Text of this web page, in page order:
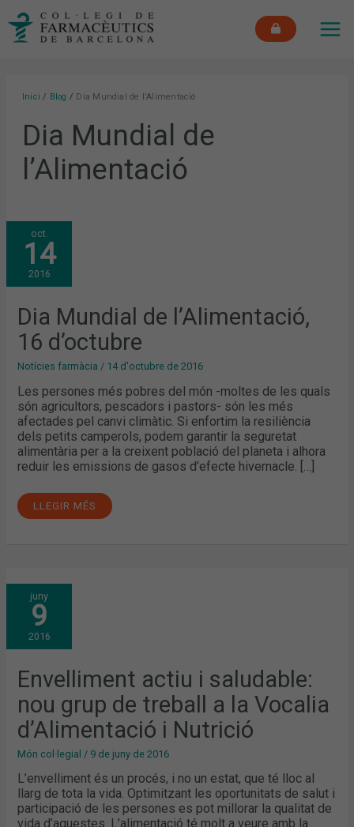
Inici Blog Dia Mundial de l’Alimentació
Dia Mundial de
l’Alimentació
oct.
14
2016
Dia Mundial de l’Alimentació,
16 d’octubre
Notícies farmàcia / 14 d'octubre de 2016
Les persones més pobres del món -moltes de les quals
són agricultors, pescadors i pastors- són les més
afectades pel canvi climàtic. Si enfortim la resiliència
dels petits camperols, podem garantir la seguretat
alimentària per a la creixent població del planeta i alhora
reduir les emissions de gasos d’efecte hivernacle. […]
DIA
MUNDIAL
DE
L’ALIMENTACIÓ,
16
D’OCTUBRE
LLEGIR MÉS
juny
9
2016
Envelliment actiu i saludable:
nou grup de treball a la Vocalia
d’Alimentació i Nutrició
Món col·legial / 9 de juny de 2016
L’envelliment és un procés, i no un estat, que té lloc al
llarg de tota la vida. Optimitzant les oportunitats de salut i
participació de les persones es pot millorar la qualitat de
vida d’aquestes. L’alimentació té molt a veure amb la
ENVELLIMENT
ACTIU
I
SALUDABLE:
NOU
GRUP
DE
LA
VOCALIA
D’ALIMENTACIÓ
I
NUTRICIÓ